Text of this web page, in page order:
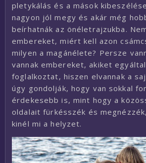
pletykálás és a mások
nagyon jól megy és akár még
beírhatnák az önéletrajzukba.
embereket, miért kell azon
milyen a magánélete? Persze
vannak embereket, akiket
foglalkoztat, hiszen elvannak a
úgy gondolják, hogy van sokkal
érdekesebb is, mint hogy a
oldalait fürkésszék és
kinél mi a helyzet.